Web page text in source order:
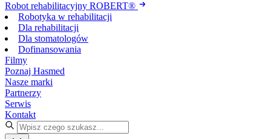
Robot rehabilitacyjny ROBERT®
Robotyka w rehabilitacji
Dla rehabilitacji
Dla stomatologów
Dofinansowania
Filmy
Poznaj Hasmed
Nasze marki
Partnerzy
Serwis
Kontakt